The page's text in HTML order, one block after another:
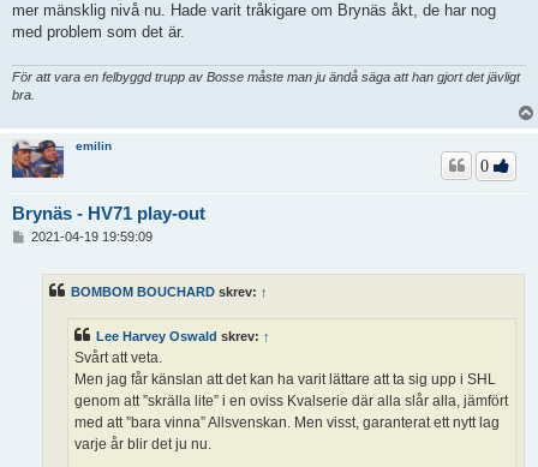
mer mänsklig nivå nu. Hade varit tråkigare om Brynäs åkt, de har nog
med problem som det är.
För att vara en felbyggd trupp av Bosse måste man ju ändå säga att han gjort det jävligt
bra.
emilin
Brynäs - HV71 play-out
0
2021-04-19 19:59:09
BOMBOM BOUCHARD skrev: ↑
Lee Harvey Oswald skrev: ↑
Svårt att veta.
Men jag får känslan att det kan ha varit lättare att ta sig upp i SHL
genom att ”skrälla lite” i en oviss Kvalserie där alla slår alla, jämfört
med att ”bara vinna” Allsvenskan. Men visst, garanterat ett nytt lag
varje år blir det ju nu.